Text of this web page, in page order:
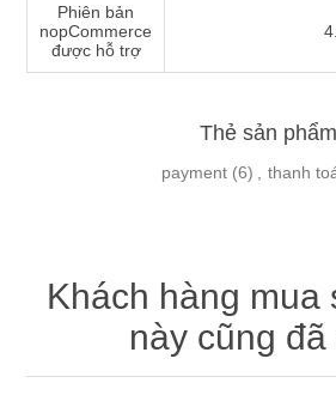
Phiên bản
nopCommerce
được hỗ trợ
Thẻ sản phẩm
payment (6) thanh
Khách hàng mua
này cũng đã